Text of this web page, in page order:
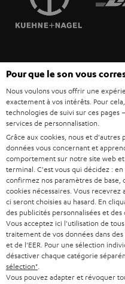
ULTIMA
FANSHOP
NOUVEAUTÉS
MANAGEMENT
VALEURS
ACCESSIBILITÉ
POLOGNE
ITALIE
USA
AUTRES PAYS
erreurs. Les accessoires figurant
livraison. D’éventuels frais
©2026 Lautsprecher Teufel GmbH -
Mentions légales
Politique
Paramètres de confidentialité
EU
Pour que le son vous
Nous voulons vous offrir une
exactement à vos intérêts. Pour
technologies de suivi sur ces
services de personnalisation.
Grâce aux cookies, nous et
données vous concernant et
comportement sur notre site web
terminal. C'est vous qui décidez :
confirmez nos paramètres de base,
cookies nécessaires. Vous recevrez
ci seront choisies au hasard. En
des publicités personnalisées et
Vous acceptez ici l'utilisation de
traitement de vos données dans
et de l'EER. Pour une sélection
désactiver chaque catégorie
sélection"
Vous pouvez adapter et révoquer